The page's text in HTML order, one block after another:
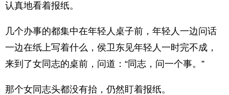
认真地看着报纸。
几个办事的都集中在年轻人桌子前，年轻人一边问话
一边在纸上写着什么，侯卫东见年轻人一时完不成，
来到了女同志的桌前，问道：“同志，问一个事。”
那个女同志头都没有抬，仍然盯着报纸。